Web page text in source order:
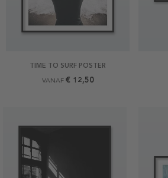
TIME TO SURF POSTER
VANAF € 12,50